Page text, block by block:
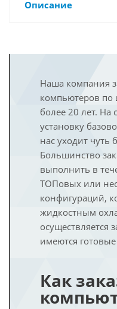
Описание
Наша компания
компьютеров по
более 20 лет. На
установку
нас уходит чуть
Большинство
выполнить в
ТОПовых или
конфигураций,
жидкостным
осуществляется
имеются
Как